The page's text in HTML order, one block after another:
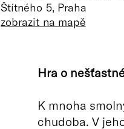
Štítného 5, Praha
zobrazit na mapě
Hra o
K mnoha
chudoba. V